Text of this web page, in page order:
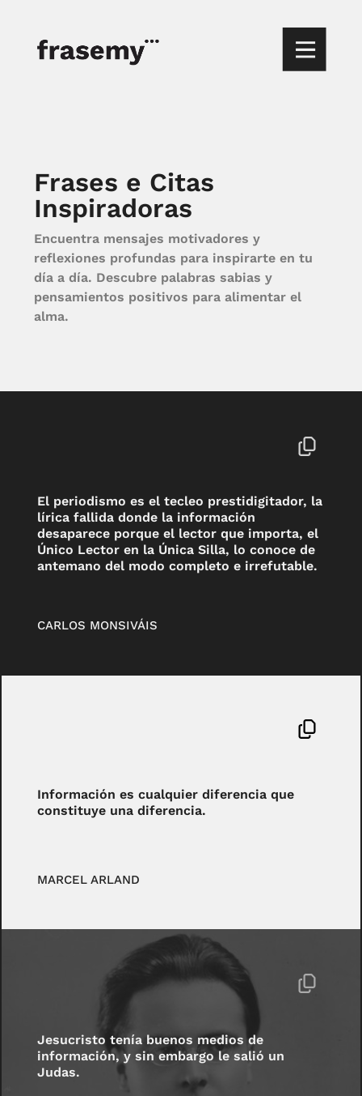
Frases e Citas
Inspiradoras
Encuentra mensajes motivadores y
reflexiones profundas para inspirarte en tu
día a día. Descubre palabras sabias y
pensamientos positivos para alimentar el
alma.
El periodismo es el tecleo prestidigitador, la
lírica fallida donde la información
desaparece porque el lector que importa, el
Único Lector en la Única Silla, lo conoce de
antemano del modo completo e irrefutable.
CARLOS MONSIVÁIS
Información es cualquier diferencia que
constituye una diferencia.
MARCEL ARLAND
Jesucristo tenía buenos medios de
información, y sin embargo le salió un
Judas.